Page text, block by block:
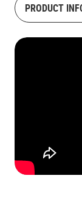
PRODUCT